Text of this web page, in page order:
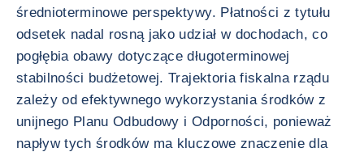
średnioterminowe perspektywy. Płatności z tytułu
odsetek nadal rosną jako udział w dochodach, co
pogłębia obawy dotyczące długoterminowej
stabilności budżetowej. Trajektoria fiskalna rządu
zależy od efektywnego wykorzystania środków z
unijnego Planu Odbudowy i Odporności, ponieważ
napływ tych środków ma kluczowe znaczenie dla